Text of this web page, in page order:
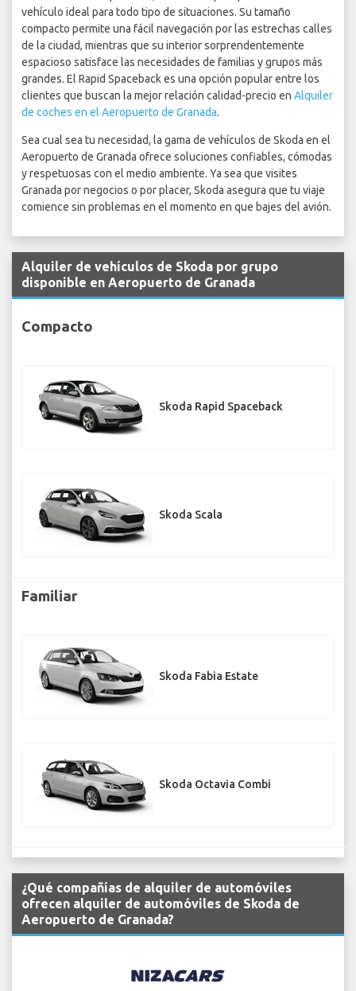
vehículo ideal para todo tipo de situaciones. Su tamaño
compacto permite una fácil navegación por las estrechas calles
de la ciudad, mientras que su interior sorprendentemente
espacioso satisface las necesidades de familias y grupos más
grandes. El Rapid Spaceback es una opción popular entre los
clientes que buscan la mejor relación calidad-precio en Alquiler
de coches en el Aeropuerto de Granada.
Sea cual sea tu necesidad, la gama de vehículos de Skoda en el
Aeropuerto de Granada ofrece soluciones confiables, cómodas
y respetuosas con el medio ambiente. Ya sea que visites
Granada por negocios o por placer, Skoda asegura que tu viaje
comience sin problemas en el momento en que bajes del avión.
Alquiler de vehículos de Skoda por grupo
disponible en Aeropuerto de Granada
Compacto
Skoda Rapid Spaceback
Skoda Scala
Familiar
Skoda Fabia Estate
Skoda Octavia Combi
¿Qué compañías de alquiler de automóviles
ofrecen alquiler de automóviles de Skoda de
Aeropuerto de Granada?